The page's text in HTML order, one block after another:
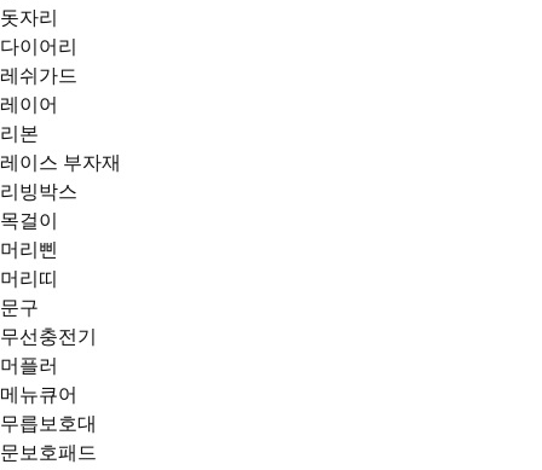
돗자리
다이어리
레쉬가드
레이어
리본
레이스 부자재
리빙박스
목걸이
머리삔
머리띠
문구
무선충전기
머플러
메뉴큐어
무릅보호대
문보호패드